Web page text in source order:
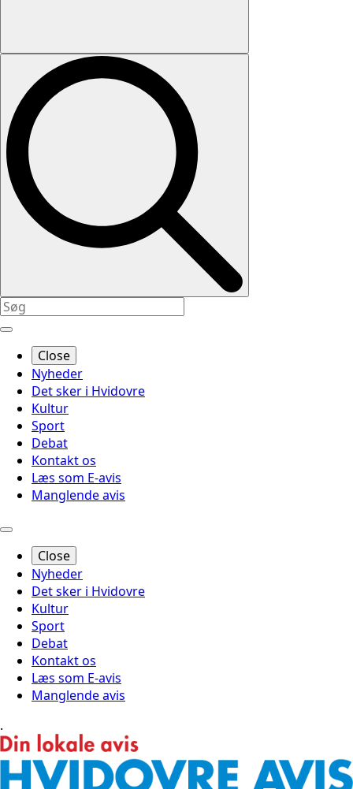
Close
Nyheder
Det sker i Hvidovre
Kultur
Sport
Debat
Kontakt os
Læs som E-avis
Manglende avis
Close
Nyheder
Det sker i Hvidovre
Kultur
Sport
Debat
Kontakt os
Læs som E-avis
Manglende avis
.